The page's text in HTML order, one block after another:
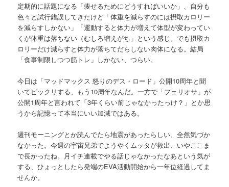
定期的に話題になる「痩せるためにどうすればいいか」、自分も
色々と試行錯誤してきたけど「体重を減らすのには摂取カロリー
を減らすしかない」「運動すると体力が増えて体型が変わってい
くが体重は落ちない（むしろ増えがち」という感じ。でも摂取カ
ロリーだけ減らすと体力が落ちてだらしない肉体になる。結局
「食事制限しつつ筋トレ」しかない、つらい。
今日は「マッドマックス 怒りのデス・ロード」公開10周年と聞
いてビックリする、もう10周年なんだ。一方で「フェリオサ」が
公開1周年と言われて「3年くらい前じゃなかったっけ？」とか思
うから記憶って本当にいい加減ではある。
週刊モーニングとか読んでたら地震があったらしい、全然気づか
なかった。今週の宇宙兄弟でようやくムッタが救出、いやここま
で長かったね。月イチ連載でやる話じゃなかったなあという気が
する、ひょっとしたら発端のEVA活動開始から一年位経過してま
せんか。